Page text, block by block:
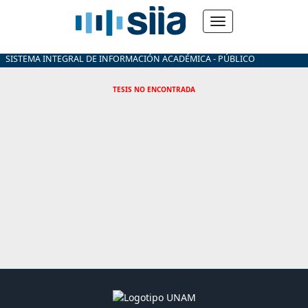
SISTEMA INTEGRAL DE INFORMACIÓN ACADÉMICA - PÚBLICO
TESIS NO ENCONTRADA